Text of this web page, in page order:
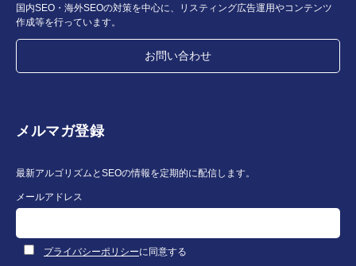
国内SEO・海外SEOの対策を中心に、リスティング広告運用やコンテンツ
作成等を行っています。
お問い合わせ
メルマガ登録
最新アルゴリズムとSEOの情報を定期的に配信します。
メールアドレス
プライバシーポリシーに同意する